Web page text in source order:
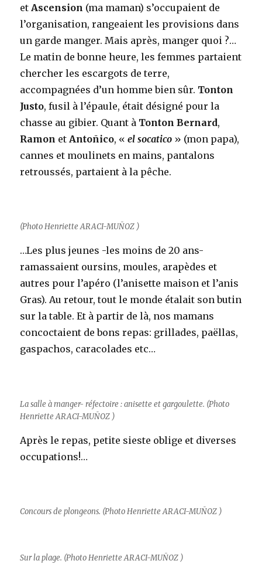
et Ascension (ma maman) s’occupaient de
l’organisation, rangeaient les provisions dans
un garde manger. Mais après, manger quoi ?…
Le matin de bonne heure, les femmes partaient
chercher les escargots de terre,
accompagnées d’un homme bien sûr. Tonton
Justo, fusil à l’épaule, était désigné pour la
chasse au gibier. Quant à Tonton Bernard,
Ramon et Antoñico, «el socatico » (mon papa),
cannes et moulinets en mains, pantalons
retroussés, partaient à la pêche.
(PhotoHenriette ARACI-MUÑOZ )
…Les plus jeunes -les moins de 20 ans-
ramassaient oursins, moules, arapèdes et
autres pour l’apéro (l’anisette maison et l’anis
Gras). Au retour, tout le monde étalait son butin
sur la table. Et à partir de là, nos mamans
concoctaient de bons repas: grillades, paëllas,
gaspachos, caracolades etc…
La salle à manger- réfectoire : anisette et gargoulette. (Photo
Henriette ARACI-MUÑOZ )
Après le repas, petite sieste oblige et diverses
occupations!…
Concours de plongeons. (PhotoHenriette ARACI-MUÑOZ )
Sur la plage. (PhotoHenriette ARACI-MUÑOZ )